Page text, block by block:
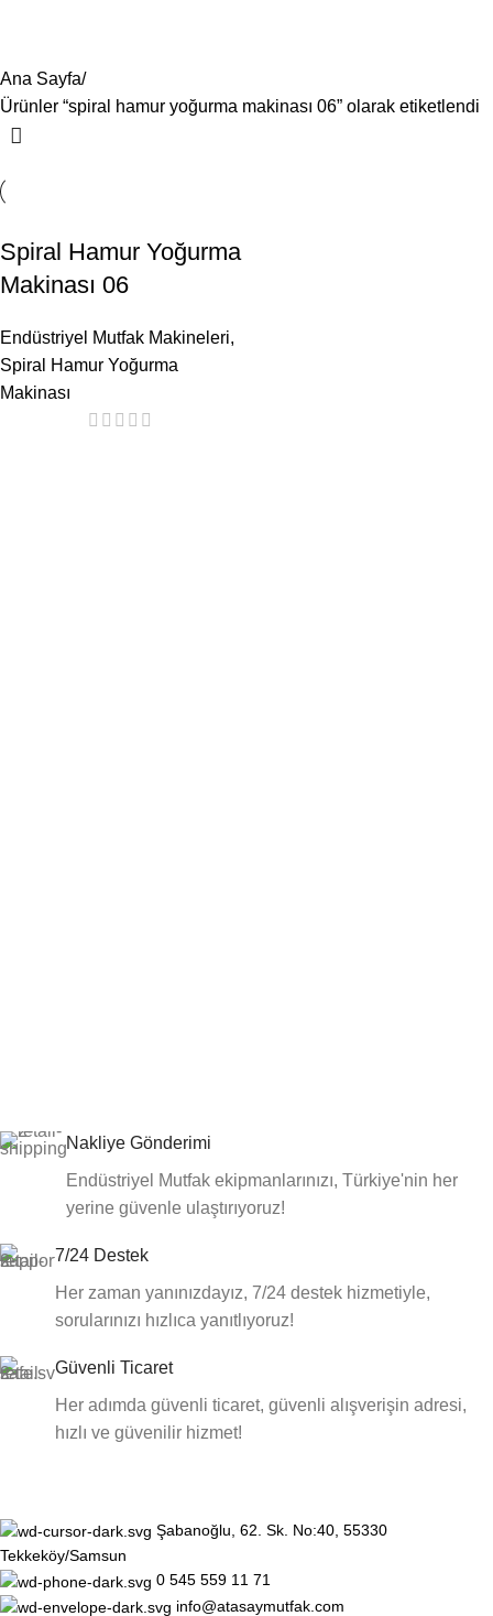
Ana Sayfa
Ürünler “spiral hamur yoğurma makinası 06” olarak etiketlendi
Spiral Hamur Yoğurma
Makinası 06
Endüstriyel Mutfak Makineleri,
Spiral Hamur Yoğurma
Makinası
Nakliye Gönderimi
Endüstriyel Mutfak ekipmanlarınızı, Türkiye'nin her
yerine güvenle ulaştırıyoruz!
7/24 Destek
Her zaman yanınızdayız, 7/24 destek hizmetiyle,
sorularınızı hızlıca yanıtlıyoruz!
Güvenli Ticaret
Her adımda güvenli ticaret, güvenli alışverişin adresi,
hızlı ve güvenilir hizmet!
Şabanoğlu, 62. Sk. No:40, 55330
Tekkeköy/Samsun
0 545 559 11 71
info@atasaymutfak.com